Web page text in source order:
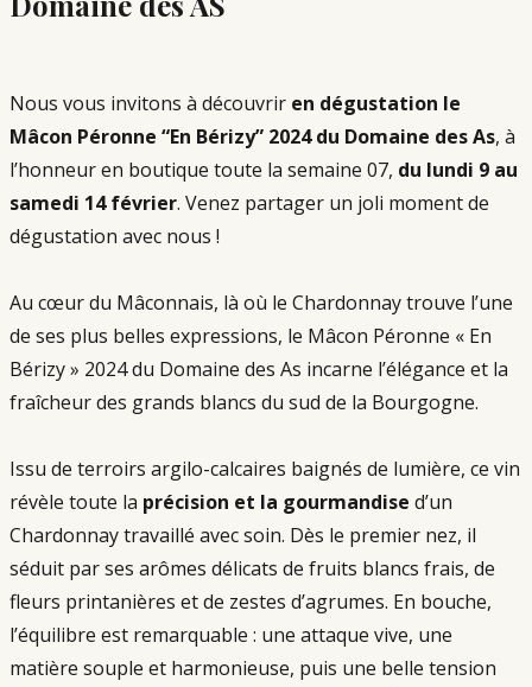
Nous vous invitons à découvrir en dégustation le
Mâcon Péronne “En Bérizy” 2024 du Domaine des As, à
l’honneur en boutique toute la semaine 07, du lundi 9 au
samedi 14 février. Venez partager un joli moment de
dégustation avec nous !
Au cœur du Mâconnais, là où le Chardonnay trouve l’une
de ses plus belles expressions, le Mâcon Péronne « En
Bérizy » 2024 du Domaine des As incarne l’élégance et la
fraîcheur des grands blancs du sud de la Bourgogne.
Issu de terroirs argilo-calcaires baignés de lumière, ce vin
révèle toute la précision et la gourmandise d’un
Chardonnay travaillé avec soin. Dès le premier nez, il
séduit par ses arômes délicats de fruits blancs frais, de
fleurs printanières et de zestes d’agrumes. En bouche,
l’équilibre est remarquable : une attaque vive, une
matière souple et harmonieuse, puis une belle tension